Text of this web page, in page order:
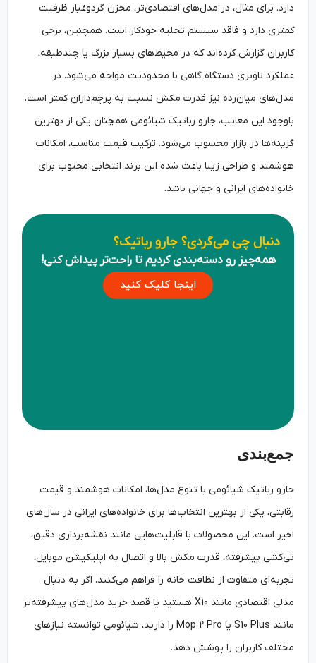
دارد. برای مثال، در مدل‌های اقتصادی‌تر، مخزن گردوغبار ظرفیت
کمتری دارد و فاقد سیستم تخلیه خودکار است. همچنین، برخی
کاربران گزارش کرده‌اند که در محیط‌های بسیار بزرگ یا چندطبقه،
عملکرد ناوبری دستگاه گاهی با محدودیت مواجه می‌شود. در
مدل‌های میان‌رده نیز قدرت مکش نسبت به پرچم‌داران کمتر است.
باوجود این معایب، جارو رباتیک شیائومی همچنان یکی از بهترین
گزینه‌ها در بازار محسوب می‌شود. ترکیب قیمت مناسب، امکانات
هوشمند و طراحی زیبا باعث شده این برند انتخابی محبوب برای
خانواده‌های ایرانی و جهانی باشد.
دنبال چی می‌گردی؟ جارو رباتیک؟
همه‌چیز رو دسته‌بندی کردیم تا راحت‌تر پیداش کنی!
اینجا کلیک کنید
جمع‌بندی
جارو رباتیک شیائومی با تنوع مدل‌ها، امکانات هوشمند و قیمت
رقابتی، یکی از بهترین انتخاب‌ها برای خانواده‌های ایرانی در سال‌های
اخیر است. این محصولات با قابلیت‌هایی مانند نقشه‌برداری دقیق،
تی‌کشی پیشرفته، قدرت مکش بالا و اتصال به اپلیکیشن موبایل،
تجربه‌ای متفاوت از نظافت خانه را فراهم می‌کنند. اگر به دنبال
مدلی اقتصادی مانند X10 هستید یا قصد خرید مدل‌های پیشرفته‌تر
مانند S10 Plus یا Mop 2 Pro را دارید، شیائومی توانسته نیازهای
مختلف کاربران را پوشش دهد.